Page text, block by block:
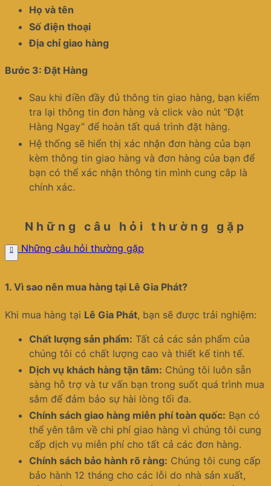
Họ và tên
Số điện thoại
Địa chỉ giao hàng
Bước 3: Đặt Hàng
Sau khi điền đầy đủ thông tin giao hàng, bạn kiểm
tra lại thông tin đơn hàng và click vào nút “Đặt
Hàng Ngay” để hoàn tất quá trình đặt hàng.
Hệ thống sẽ hiển thị xác nhận đơn hàng của bạn
kèm thông tin giao hàng và đơn hàng của bạn để
bạn có thể xác nhận thông tin mình cung câp là
chính xác.
Những câu hỏi thường gặp
Những câu hỏi thường gặp
1. Vì sao nên mua hàng tại Lê Gia Phát?
Khi mua hàng tại Lê Gia Phát, bạn sẽ được trải nghiệm:
Chất lượng sản phẩm: Tất cả các sản phẩm của
chúng tôi có chất lượng cao và thiết kế tinh tế.
Dịch vụ khách hàng tận tâm: Chúng tôi luôn sẵn
sàng hỗ trợ và tư vấn bạn trong suốt quá trình mua
sắm để đảm bảo sự hài lòng tối đa.
Chính sách giao hàng miễn phí toàn quốc: Bạn có
thể yên tâm về chi phí giao hàng vì chúng tôi cung
cấp dịch vụ miễn phí cho tất cả các đơn hàng.
Chính sách bảo hành rõ ràng: Chúng tôi cung cấp
bảo hành 12 tháng cho các lỗi do nhà sản xuất,